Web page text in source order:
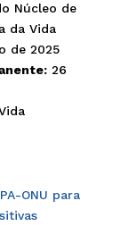
Núcleo de
da Vida
de 2025
26
ONU para